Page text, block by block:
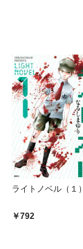
ライトノベル（１）
792